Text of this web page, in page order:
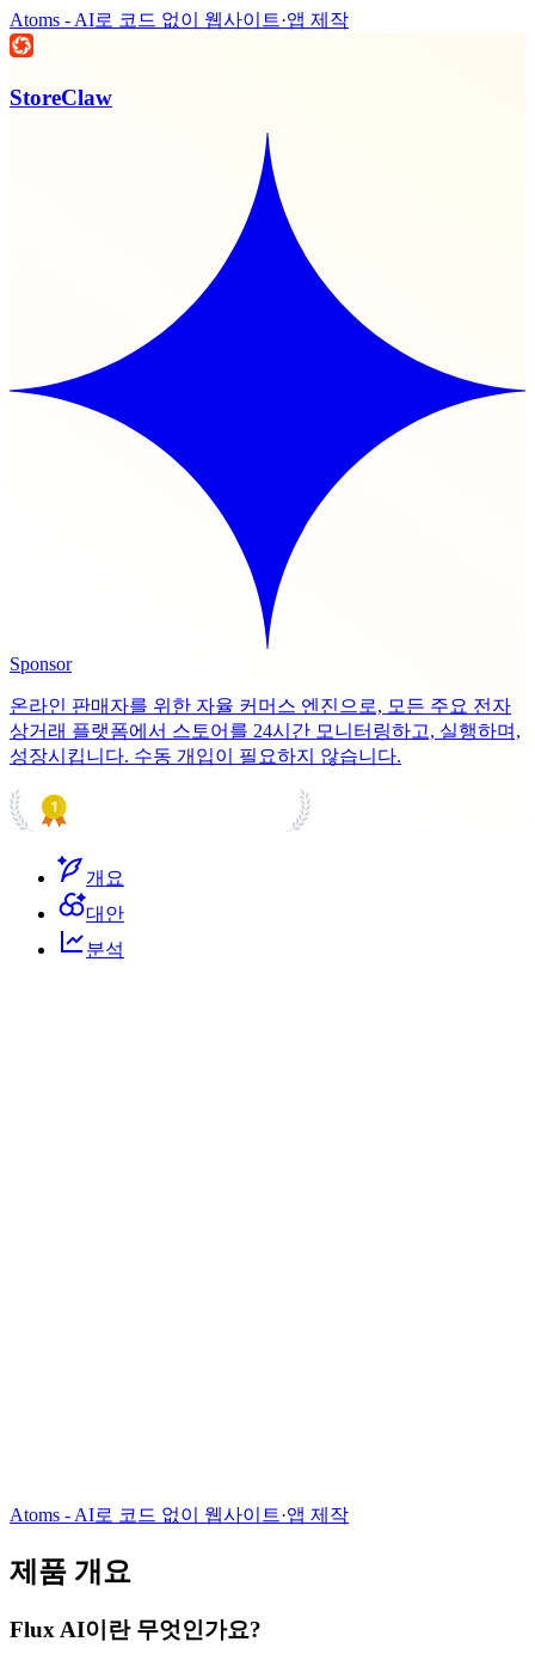
Atoms - AI로 코드 없이 웹사이트·앱 제작
StoreClaw
Sponsor
온라인 판매자를 위한 자율 커머스 엔진으로, 모든 주요 전자
상거래 플랫폼에서 스토어를 24시간 모니터링하고, 실행하며,
성장시킵니다. 수동 개입이 필요하지 않습니다.
개요
대안
분석
Atoms - AI로 코드 없이 웹사이트·앱 제작
제품 개요
Flux AI이란 무엇인가요?